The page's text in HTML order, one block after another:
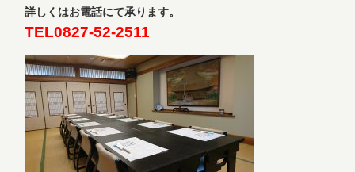
詳しくはお電話にて承ります。
TEL0827-52-2511